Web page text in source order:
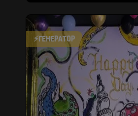
⚡​ГЕНЕРАТОР